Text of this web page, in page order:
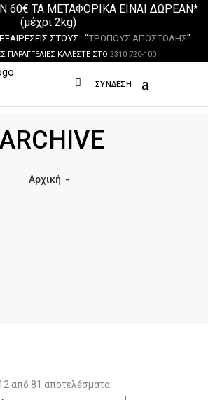
60€ ΤΑ ΜΕΤΑΦΟΡΙΚΑ ΕΙΝΑΙ ΔΩΡΕΑΝ*
(μέχρι 2kg)
ΣΤΟΥΣ “ΤΡΟΠΟΥΣ ΑΠΟΣΤΟΛΗΣ”
ΠΑΡΑΓΓΕΛΙΕΣ ΚΑΛΕΣΤΕ ΣΤΟ 2310 720-100
ΣΎΝΔΕΣΗ
Αρχική -
από 81 αποτελέσματα